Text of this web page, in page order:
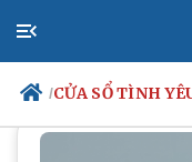
/CỬA SỔ TÌNH
PODCAST